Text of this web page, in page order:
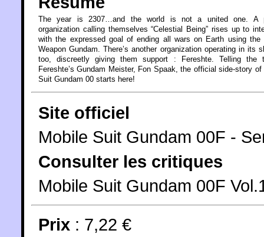
The year is 2307…and the world is not a united one. A
organization calling themselves “Celestial Being” rises up to
with the expressed goal of ending all wars on Earth using the
Weapon Gundam. There’s another organization operating in its
too, discreetly giving them support : Fereshte. Telling the
Fereshte’s Gundam Meister, Fon Spaak, the official side-story of
Suit Gundam 00 starts here!
Site officiel
Mobile Suit Gundam 00F -
Consulter les critiques
Mobile Suit Gundam 00F
Prix : 7,22 €